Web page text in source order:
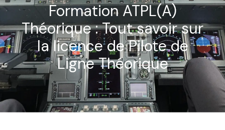
Formation ATPL(A)
Théorique : Tout savoir sur
la licence de Pilote de
Ligne Théorique